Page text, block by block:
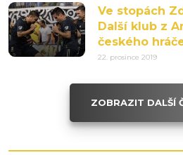
Ve stopách
Další klub z
českého
22. prosince 2019
ZOBRAZIT DALŠÍ